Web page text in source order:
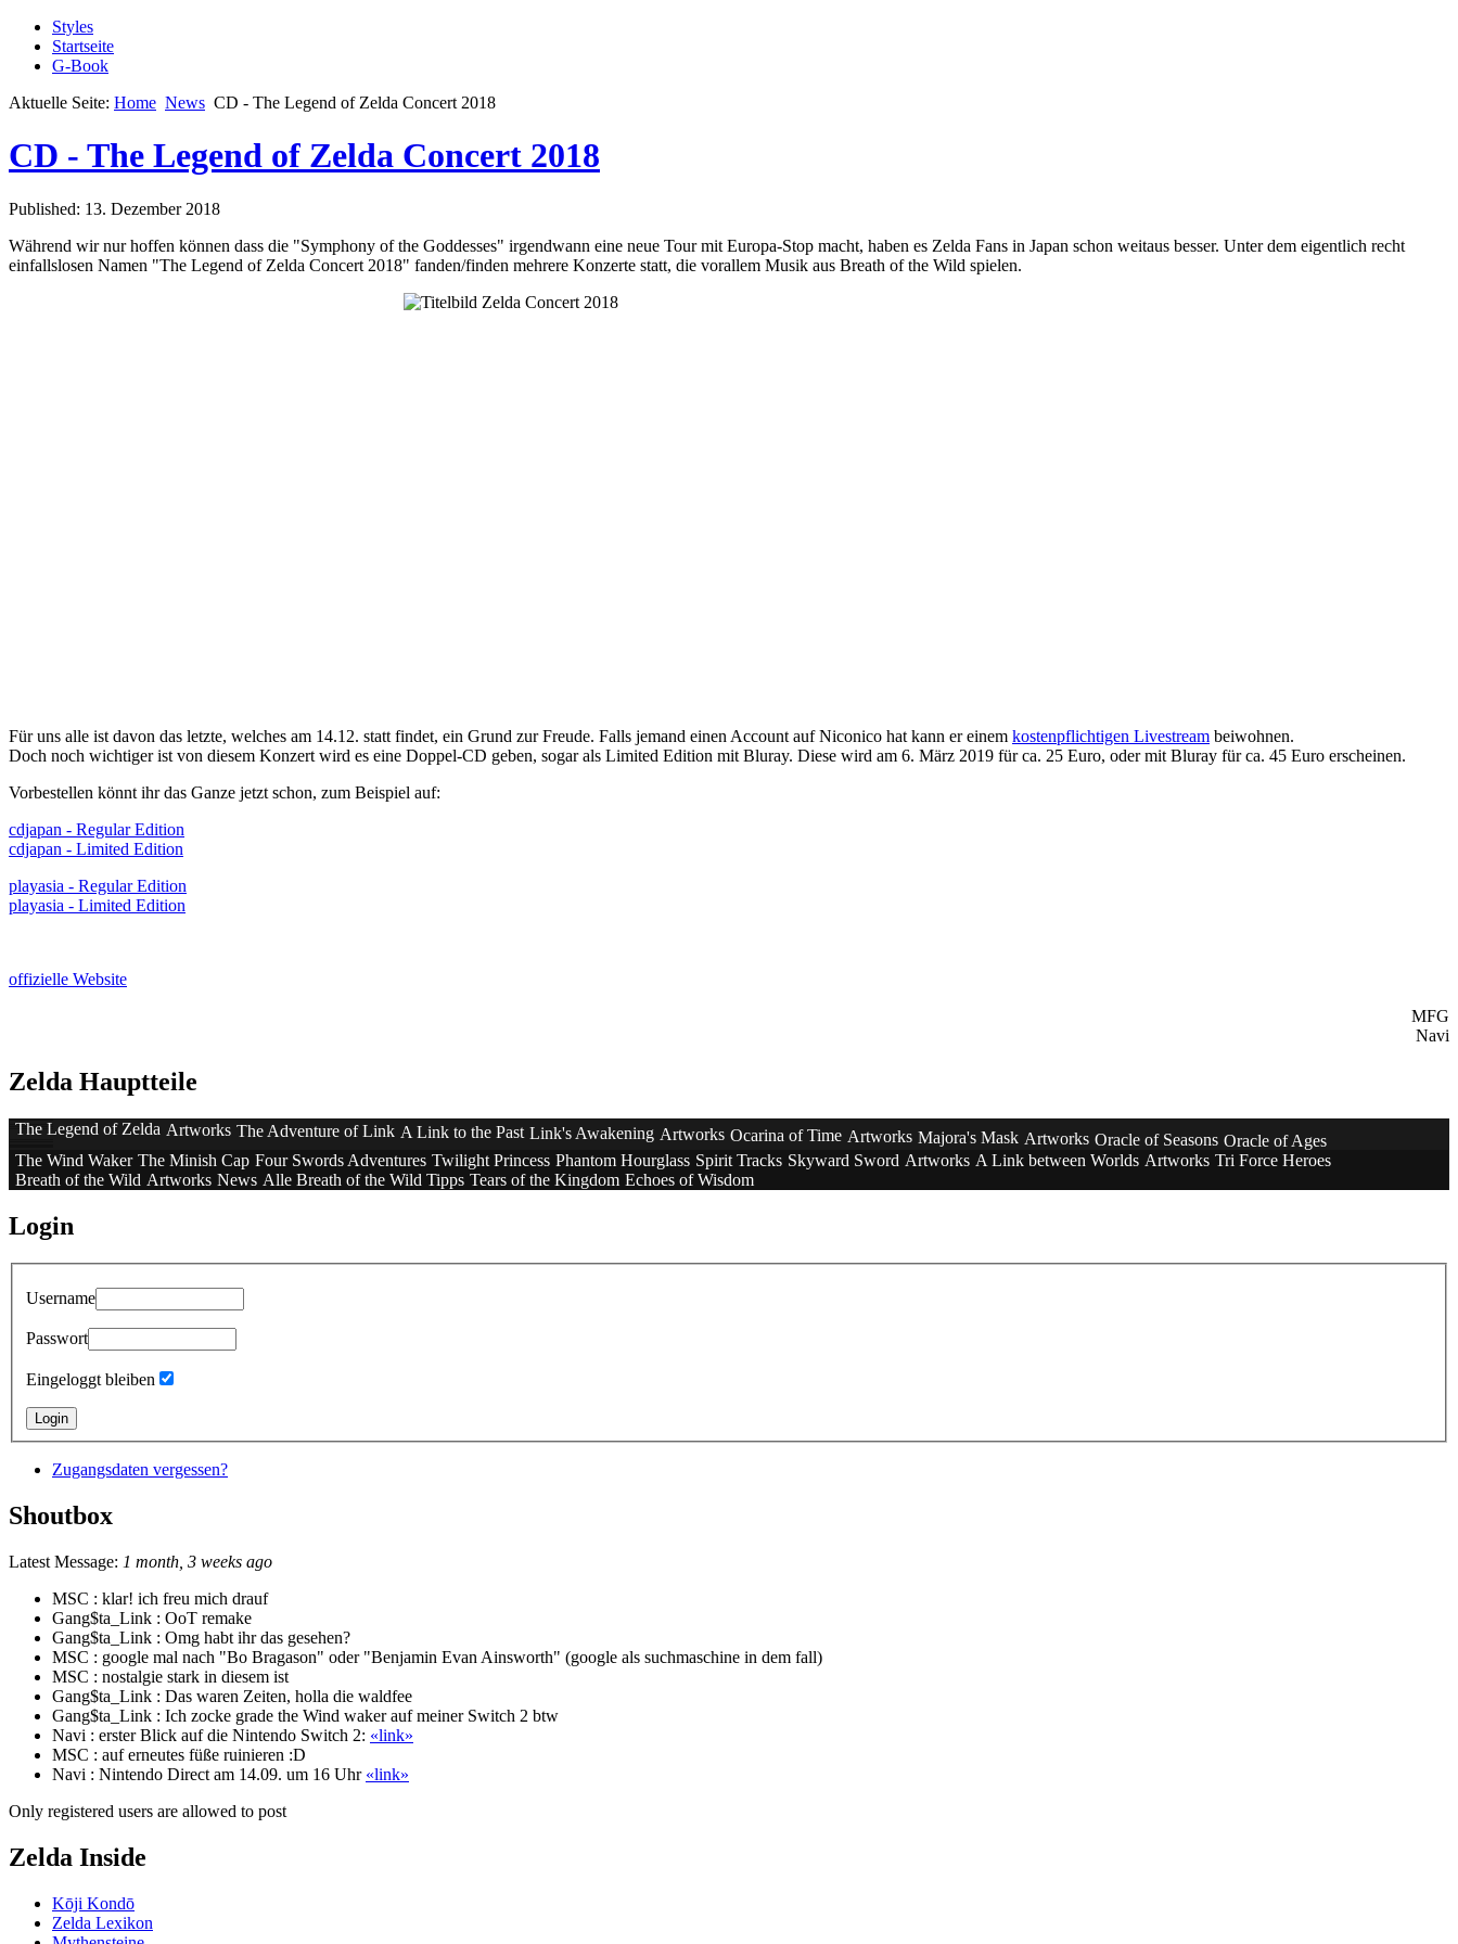
Styles
Startseite
G-Book
Aktuelle Seite: Home News CD - The Legend of Zelda Concert 2018
CD - The Legend of Zelda Concert 2018
Published: 13. Dezember 2018
Während wir nur hoffen können dass die "Symphony of the Goddesses" irgendwann eine neue Tour mit Europa-Stop macht, haben es Zelda Fans in Japan schon weitaus besser. Unter dem eigentlich recht
einfallslosen Namen "The Legend of Zelda Concert 2018" fanden/finden mehrere Konzerte statt, die vorallem Musik aus Breath of the Wild spielen.
Für uns alle ist davon das letzte, welches am 14.12. statt findet, ein Grund zur Freude. Falls jemand einen Account auf Niconico hat kann er einem kostenpflichtigen Livestream beiwohnen.
Doch noch wichtiger ist von diesem Konzert wird es eine Doppel-CD geben, sogar als Limited Edition mit Bluray. Diese wird am 6. März 2019 für ca. 25 Euro, oder mit Bluray für ca. 45 Euro erscheinen.
Vorbestellen könnt ihr das Ganze jetzt schon, zum Beispiel auf:
cdjapan - Regular Edition
cdjapan - Limited Edition
playasia - Regular Edition
playasia - Limited Edition
offizielle Website
MFG
Navi
Zelda Hauptteile
The Legend of Zelda Artworks The Adventure of Link A Link to the Past Link's Awakening Artworks Ocarina of Time Artworks Majora's Mask Artworks Oracle of Seasons Oracle of Ages
The Wind Waker The Minish Cap Four Swords Adventures Twilight Princess Phantom Hourglass Spirit Tracks Skyward Sword Artworks A Link between Worlds Artworks Tri Force Heroes
Breath of the Wild Artworks News Alle Breath of the Wild Tipps Tears of the Kingdom Echoes of Wisdom
Login
Username
Passwort
Eingeloggt bleiben
Zugangsdaten vergessen?
Shoutbox
Latest Message: 1 month, 3 weeks ago
MSC : klar! ich freu mich drauf
Gang$ta_Link : OoT remake
Gang$ta_Link : Omg habt ihr das gesehen?
MSC : google mal nach "Bo Bragason" oder "Benjamin Evan Ainsworth" (google als suchmaschine in dem fall)
MSC : nostalgie stark in diesem ist
Gang$ta_Link : Das waren Zeiten, holla die waldfee
Gang$ta_Link : Ich zocke grade the Wind waker auf meiner Switch 2 btw
Navi : erster Blick auf die Nintendo Switch 2: «link»
MSC : auf erneutes füße ruinieren :D
Navi : Nintendo Direct am 14.09. um 16 Uhr «link»
Only registered users are allowed to post
Zelda Inside
Kōji Kondō
Zelda Lexikon